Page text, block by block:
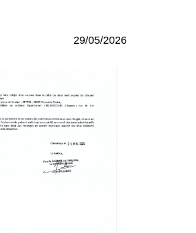
29/05/2026